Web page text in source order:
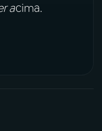
acima.